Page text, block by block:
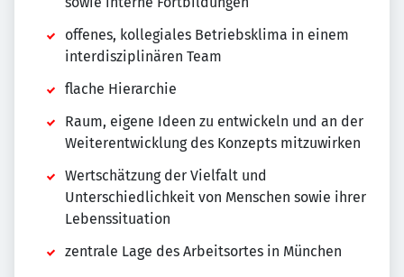
offenes, kollegiales Betriebsklima in einem
interdisziplinären Team
flache Hierarchie
Raum, eigene Ideen zu entwickeln und an der
Weiterentwicklung des Konzepts mitzuwirken
Wertschätzung der Vielfalt und
Unterschiedlichkeit von Menschen sowie ihrer
Lebenssituation
zentrale Lage des Arbeitsortes in München